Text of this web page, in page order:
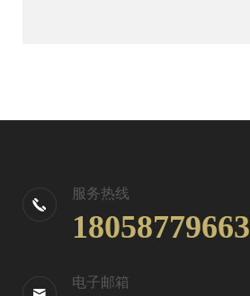
服务热线
18058779663
电子邮箱